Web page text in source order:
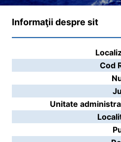
Informaţii despre sit
Cod
Unitate